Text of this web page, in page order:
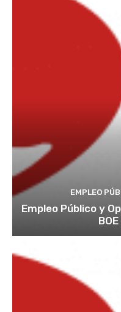
EMPLEO
Empleo Público y